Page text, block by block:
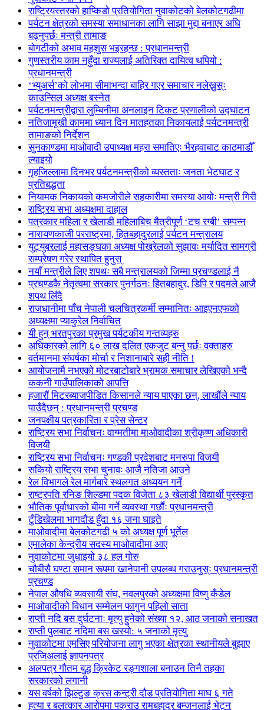
राष्ट्रियस्तरको हाप्किडो प्रतियोगिता नुवाकोटको बेलकोटगढीमा
पर्यटन क्षेत्रको समस्या समाधानका लागि साझा मुद्दा बनाएर अघि
बढ्नुपर्छः मन्त्री तामाङ
बोगटीको अभाव महशुस भइरहन्छ : प्रधानमन्त्री
गुणस्तरीय काम नहुँदा राज्यलाई अतिरिक्त दायित्व थपियो :
प्रधानमन्त्री
‘भ्युअर्स’को लोभमा सीमाभन्दा बाहिर गएर समाचार नलेख्नुस्ः
काउन्सिल अध्यक्ष बस्नेत
पर्यटनमन्त्रीद्वारा लुम्बिनीमा अनलाइन टिकट प्रणालीको उद्घाटन
नतिजामूखी काममा ध्यान दिन मातहतका निकायलाई पर्यटनमन्त्री
तामाङको निर्देशन
सुनकाण्डमा मा‌ओवादी उपाध्यक्ष महरा समातिएः भैरहवाबाट काठमाडौँ
ल्याइयो
गृहजिल्लामा दिनभर पर्यटनमन्त्रीको व्यस्तताः जनता भेटघाट र
प्रतिबद्धता
नियामक निकायको कमजोरीले सहकारीमा समस्या आयोः मन्त्री गिरी
राष्ट्रिय सभा अध्यक्षमा दाहाल
पत्रकार महिला र खेलाडी महिलाबिच मैत्रीपूर्ण ‘टच रग्बी’ सम्पन्न
नारायणकाजी परराष्ट्रमा, हितबहादुरलाई पर्यटन मन्त्रालय
युट्युबरलाई महासङ्घका अध्यक्ष पोख्रेलको सुझावः मर्यादित सामग्री
सम्प्रेषण गरेर स्थापित हुनुस्
नयाँ मन्त्रीले लिए शपथः सबै मन्त्रालयको जिम्मा प्रचण्डलाई नै
प्रचण्डकै नेतृत्वमा सरकार पुनर्गठनः हितबहादुर, डिपि र पदमले आजै
शपथ लिँदै
राजधानीमा पाँच नेपाली चलचित्रकर्मी सम्मानितः आइएनएफको
अध्यक्षमा प्याकुरेल निर्वाचित
यी हुन् भरतपुरका प्रमुख पर्यटकीय गन्तव्यहरु
अधिकारको लागि ६० लाख दलित एकजुट बन्नु पर्छः वक्ताहरु
वर्तमानमा संघर्षका मोर्चा र निशानाबारे सही नीति !
आयोजनामै नभएको मोटरबाटोबारे भ्रामक समाचार लेखिएको भन्दै
ककनी गाउँपालिकाको आपत्ति
हजारौं मिटरब्याजपीडित किसानले न्याय पाएका छन्, लाखौंले न्याय
पाउँदैछन् : प्रधानमन्त्री प्रचण्ड
जनपक्षीय पत्रकारिता र प्रेस सेन्टर
राष्ट्रिय सभा निर्वाचनः वाग्मतीमा माओवादीका श्रीकृष्ण अधिकारी
विजयी
राष्ट्रिय सभा निर्वाचनः गण्डकी प्रदेशबाट मनरुपा विजयी
सकियो राष्ट्रिय सभा चुनावः आजै नतिजा आउने
रेल विभागले रेल मार्गबारे स्थलगत अध्ययन गर्ने
राष्ट्रपति रनिङ शिल्डमा पदक विजेता ८३ खेलाडी विद्यार्थी पुरस्कृत
भौतिक पूर्वाधारको बीमा गर्ने व्यवस्था गर्छौंः प्रधानमन्त्री
टुँडिखेलमा भागदौड हुँदा १६ जना घाइते
माओवादीमा बेलकोटगढी ५ को अध्यक्ष पूर्ण भूर्तेल
एमालेका केन्द्रीय सदस्य माओ‌वादीमा आए
नुवाकोटमा जुधाइयो ३८ हल गोरु
चौबीसै घण्टा समान रूपमा खानेपानी उपलब्ध गराउनुस्ः प्रधानमन्त्री
प्रचण्ड
नेपाल औषधि व्यवसायी संघ, नवलपुरको अध्यक्षमा विष्णु कँडेल
माओवादीको विधान सम्मेलन फागुन पहिलो साता
राप्ती नदि बस दुर्घटनाः मृत्यु हुनेको संख्या १२, आठ जनाको सनाखत
राप्ती पुलबाट नदिमा बस खस्यो: ५ जनाको मृत्यु
नुवाकोटमा एमसिए परियोजना लागु भएका क्षेत्रका स्थानीयले बुझाए
प्रजिअलाई ज्ञापनपत्र
अलपत्र गौतम बुद्ध क्रिकेट रङ्गशाला बनाउन तिनै तहका
सरकारको लगानी
यस वर्षको झिल्टुङ क्रस कन्ट्री दौड प्रतियोगिता माघ ६ गते
हत्या र बलत्कार आरोपमा पक्राउ रामबहादुर बम्जनलाई भेट्न